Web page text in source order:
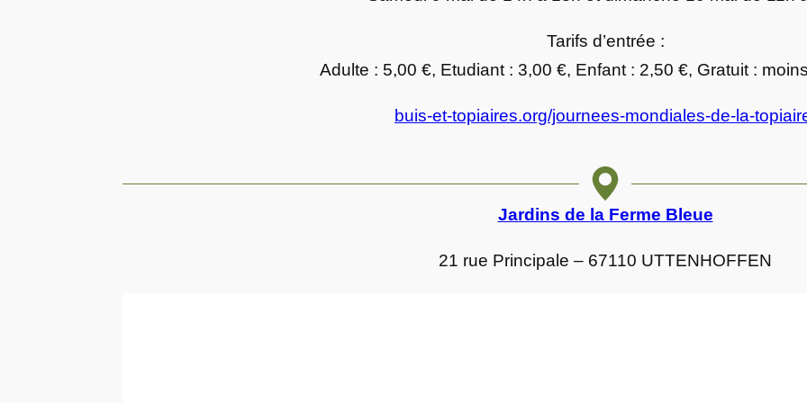
Tarifs d’entrée :
Adulte : 5,00 €, Etudiant : 3,00 €, Enfant : 2,50 €, Gratuit :
buis-et-topiaires.org/journees-mondiales-de-la-
Jardins de la Ferme Bleue
21 rue Principale – 67110 UTTENHOFFEN